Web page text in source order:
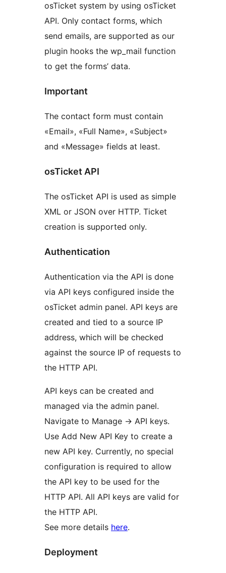
osTicket system by using osTicket
API. Only contact forms, which
send emails, are supported as our
plugin hooks the wp_mail function
to get the forms’ data.
Important
The contact form must contain
«Email», «Full Name», «Subject»
and «Message» fields at least.
osTicket API
The osTicket API is used as simple
XML or JSON over HTTP. Ticket
creation is supported only.
Authentication
Authentication via the API is done
via API keys configured inside the
osTicket admin panel. API keys are
created and tied to a source IP
address, which will be checked
against the source IP of requests to
the HTTP API.
API keys can be created and
managed via the admin panel.
Navigate to Manage -> API keys.
Use Add New API Key to create a
new API key. Currently, no special
configuration is required to allow
the API key to be used for the
HTTP API. All API keys are valid for
the HTTP API.
See more details here.
Deployment